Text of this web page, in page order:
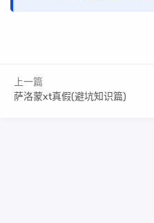
上一篇
萨洛蒙xt真假(避坑知识篇)